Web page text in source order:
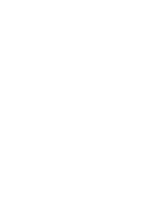
レリュード